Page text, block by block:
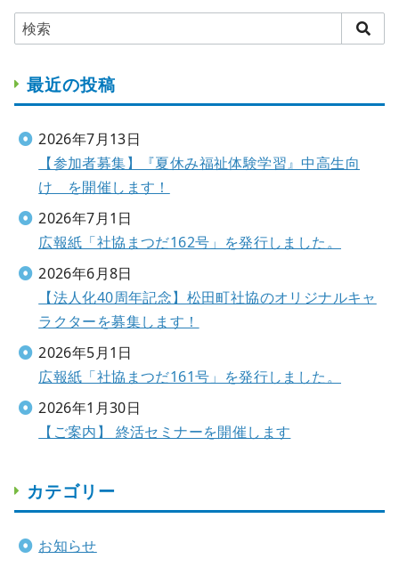
最近の投稿
【参加者募集】『夏休み福祉体験学習』中高生向
け を開催します！
2026年7月13日
広報紙「社協まつだ162号」を発行しました。
2026年7月1日
【法人化40周年記念】松田町社協のオリジナルキャ
ラクターを募集します！
2026年6月8日
広報紙「社協まつだ161号」を発行しました。
2026年5月1日
【ご案内】 終活セミナーを開催します
2026年1月30日
カテゴリー
お知らせ